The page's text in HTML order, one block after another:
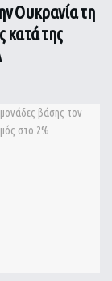
Ουκρανία τη
κατά της